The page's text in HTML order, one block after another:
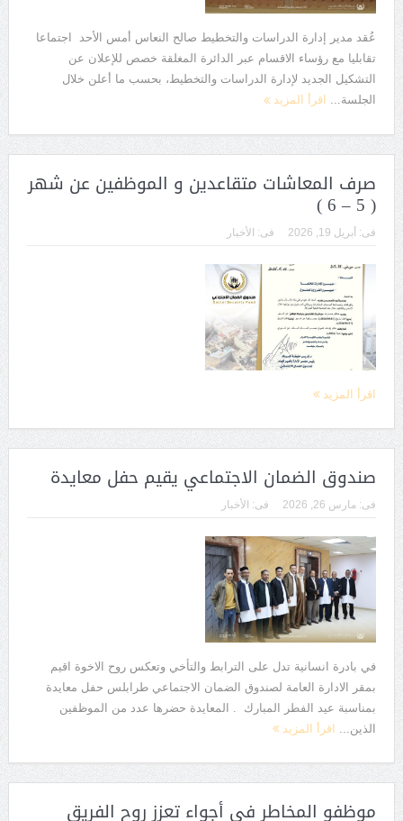
عُقد مدير إدارة الدراسات والتخطيط صالح النعاس أمس الأحد اجتماعا
تقابليا مع رؤساء الاقسام عبر الدائرة المغلقة خصص للإعلان عن
التشكيل الجديد لإدارة الدراسات والتخطيط، بحسب ما أعلن خلال
الجلسة... اقرأ المزيد
صرف المعاشات متقاعدين و الموظفين عن شهر
( 5 – 6 )
فى: أبريل 19, 2026 فى: الأخبار
اقرأ المزيد
صندوق الضمان الاجتماعي يقيم حفل معايدة
فى: مارس 26, 2026 فى: الأخبار
في بادرة انسانية تدل على الترابط والتأخي وتعكس روح الاخوة اقيم
بمقر الادارة العامة لصندوق الضمان الاجتماعي طرابلس حفل معايدة
بمناسبة عيد الفطر المبارك . المعايدة حضرها عدد من الموظفين
الذين... اقرأ المزيد
موظفو المخاطر في أجواء تعزز روح الفريق